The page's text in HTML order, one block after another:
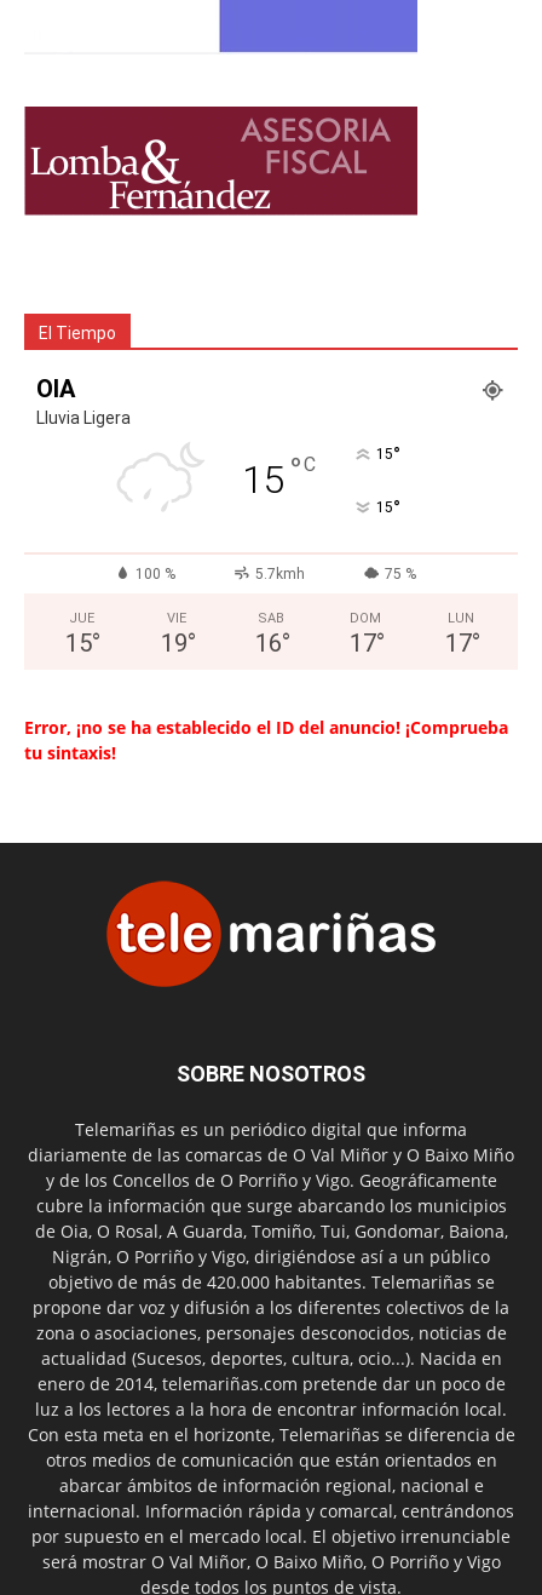
El Tiempo
OIA
Lluvia Ligera
15 °C 15°
15°
100 % 5.7kmh 75 %
JUE
15°
VIE
19°
SAB
16°
DOM
17°
LUN
17°
Error, ¡no se ha establecido el ID del anuncio! ¡Comprueba
tu sintaxis!
SOBRE NOSOTROS
Telemariñas es un periódico digital que informa
diariamente de las comarcas de O Val Miñor y O Baixo Miño
y de los Concellos de O Porriño y Vigo. Geográficamente
cubre la información que surge abarcando los municipios
de Oia, O Rosal, A Guarda, Tomiño, Tui, Gondomar, Baiona,
Nigrán, O Porriño y Vigo, dirigiéndose así a un público
objetivo de más de 420.000 habitantes. Telemariñas se
propone dar voz y difusión a los diferentes colectivos de la
zona o asociaciones, personajes desconocidos, noticias de
actualidad (Sucesos, deportes, cultura, ocio...). Nacida en
enero de 2014, telemariñas.com pretende dar un poco de
luz a los lectores a la hora de encontrar información local.
Con esta meta en el horizonte, Telemariñas se diferencia de
otros medios de comunicación que están orientados en
abarcar ámbitos de información regional, nacional e
internacional. Información rápida y comarcal, centrándonos
por supuesto en el mercado local. El objetivo irrenunciable
será mostrar O Val Miñor, O Baixo Miño, O Porriño y Vigo
desde todos los puntos de vista.